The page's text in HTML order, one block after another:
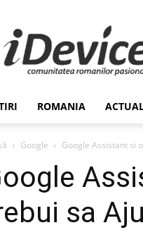
Stiri
de
Ultima
Ora
Romania,
–
ROMANIA
Google Google Assistant si
sa